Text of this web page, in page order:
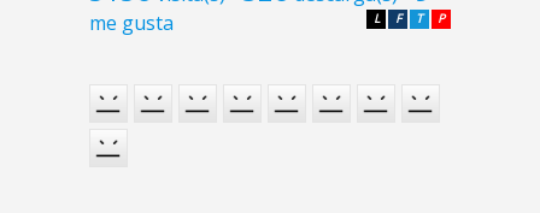
me gusta P
T
F
L